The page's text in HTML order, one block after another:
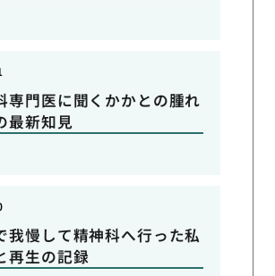
専門医に聞くかかとの腫れ
最新知見
我慢して精神科へ行った私
再生の記録